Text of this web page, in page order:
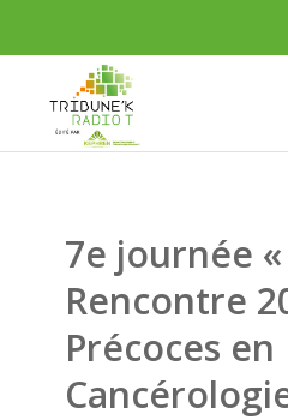
7e journée «
Rencontre
Précoces en